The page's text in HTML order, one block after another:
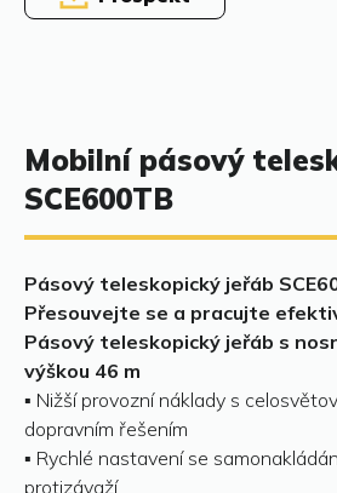
Mobilní pásový
SCE600TB
Pásový teleskopický jeřáb
Přesouvejte se a pracujte
Pásový teleskopický jeřáb s
výškou 46 m
▪ Nižší provozní náklady s
dopravním řešením
▪ Rychlé nastavení se
protizávaží